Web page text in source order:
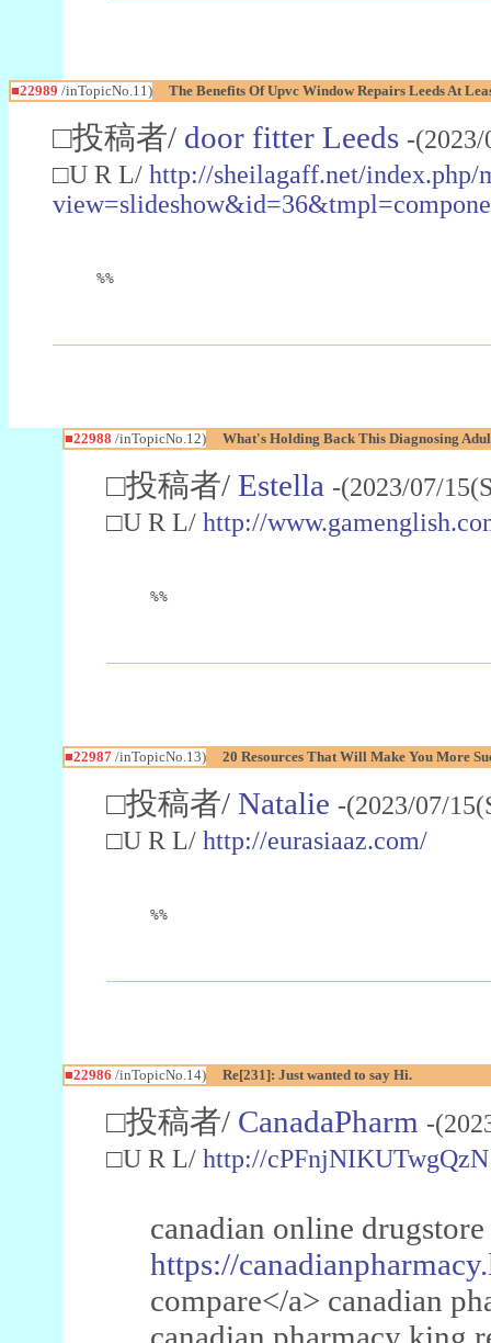
■22989 /inTopicNo.11) The Benefits Of Upvc Window Repairs Leeds At
□投稿者/ door fitter Leeds -
□U R L/ http://sheilagaff.net/index.php/
%%
■22988 /inTopicNo.12) What's Holding Back This Diagnosing
□投稿者/ Estella -(2023/07/
□U R L/ http://
%%
■22987/inTopicNo.13) 20 Resources That Will Make You More
□投稿者/ Natalie -(2023/07/
□U R L/ http://eurasiaaz.com/
%%
■22986 /inTopicNo.14) Re[231]: Just wanted to say Hi.
□投稿者/ CanadaPharm -
□U R L/ http://cPFnjNIKUTwgQzN
canadian online
https://
compare</a> canadian